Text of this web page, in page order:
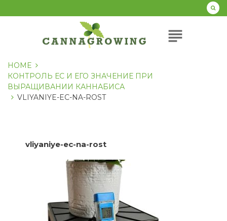
к
subject
HOME
КОНТРОЛЬ ЕС И ЕГО ЗНАЧЕНИЕ ПРИ
ВЫРАЩИВАНИИ КАННАБИСА
VLIYANIYE-EС-NA-ROST
vliyaniye-eс-na-rost